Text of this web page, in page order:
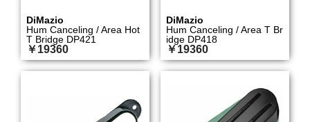
DiMazio
Hum Canceling / Area Hot
T Bridge DP421
￥19360
DiMazio
Hum Canceling / Area T Br
idge DP418
￥19360